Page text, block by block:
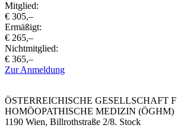
Mitglied:
€ 305,–
Ermäßigt:
€ 265,–
Nichtmitglied:
€ 365,–
Zur Anmeldung
ÖSTERREICHISCHE GESELLSCHAFT
HOMÖOPATHISCHE MEDIZIN (ÖGHM)
1190 Wien, Billrothstraße 2/8. Stock